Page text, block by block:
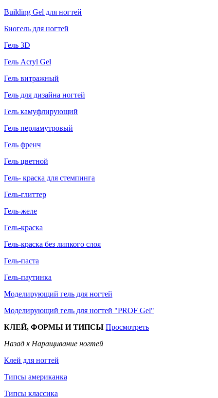
Building Gel для ногтей
Биогель для ногтей
Гель 3D
Гель Acryl Gel
Гель витражный
Гель для дизайна ногтей
Гель камуфлирующий
Гель перламутровый
Гель френч
Гель цветной
Гель- краска для стемпинга
Гель-глиттер
Гель-желе
Гель-краска
Гель-краска без липкого слоя
Гель-паста
Гель-паутинка
Моделирующий гель для ногтей
Моделирующий гель для ногтей "PROF Gel"
КЛЕЙ, ФОРМЫ И ТИПСЫ Просмотреть
Назад к Наращивание ногтей
Клей для ногтей
Типсы американка
Типсы классика